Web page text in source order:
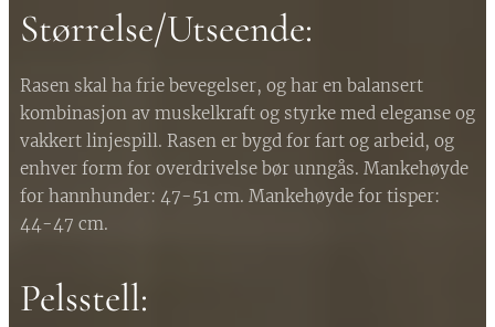
Størrelse/Utseende:
Rasen skal ha frie bevegelser, og har en balansert
kombinasjon av muskelkraft og styrke med eleganse og
vakkert linjespill. Rasen er bygd for fart og arbeid, og
enhver form for overdrivelse bør unngås. Mankehøyde
for hannhunder: 47-51 cm. Mankehøyde for tisper:
44-47 cm.
Pelsstell: